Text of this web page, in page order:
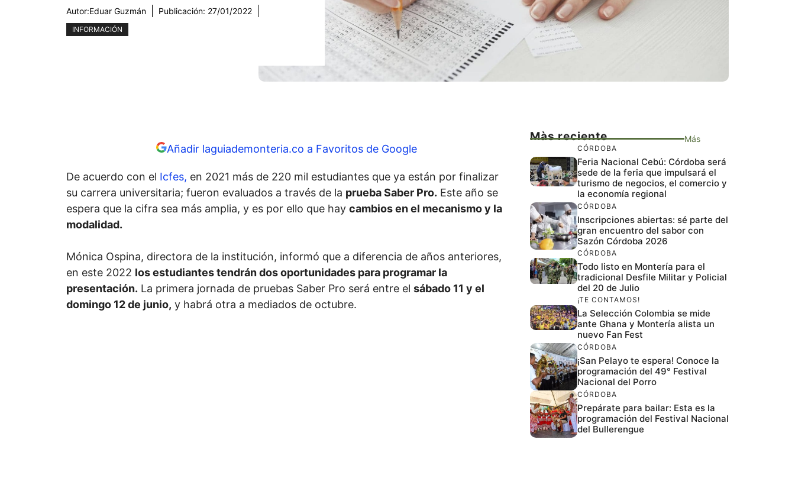
Autor:Eduar Guzmán Publicación: 27/01/2022
INFORMACIÓN
Añadir laguiademonteria.co a Favoritos de Google
De acuerdo con el Icfes, en 2021 más de 220 mil estudiantes que ya están por finalizar
su carrera universitaria; fueron evaluados a través de la prueba Saber Pro. Este año se
espera que la cifra sea más amplia, y es por ello que hay cambios en el mecanismo y la
modalidad.
Mónica Ospina, directora de la institución, informó que a diferencia de años anteriores,
en este 2022 los estudiantes tendrán dos oportunidades para programar la
presentación. La primera jornada de pruebas Saber Pro será entre el sábado 11 y el
domingo 12 de junio, y habrá otra a mediados de octubre.
Màs reciente Más
CÓRDOBA
Feria Nacional Cebú: Córdoba será
sede de la feria que impulsará el
turismo de negocios, el comercio y
la economía regional
CÓRDOBA
Inscripciones abiertas: sé parte del
gran encuentro del sabor con
Sazón Córdoba 2026
CÓRDOBA
Todo listo en Montería para el
tradicional Desfile Militar y Policial
del 20 de Julio
¡TE CONTAMOS!
La Selección Colombia se mide
ante Ghana y Montería alista un
nuevo Fan Fest
CÓRDOBA
¡San Pelayo te espera! Conoce la
programación del 49° Festival
Nacional del Porro
CÓRDOBA
Prepárate para bailar: Esta es la
programación del Festival Nacional
del Bullerengue